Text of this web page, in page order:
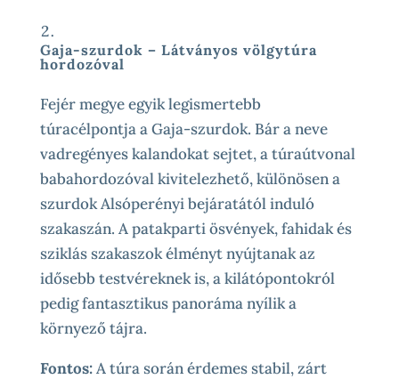
Gaja-szurdok – Látványos völgytúra
hordozóval
Fejér megye egyik legismertebb
túracélpontja a Gaja-szurdok. Bár a neve
vadregényes kalandokat sejtet, a túraútvonal
babahordozóval kivitelezhető, különösen a
szurdok Alsóperényi bejáratától induló
szakaszán. A patakparti ösvények, fahidak és
sziklás szakaszok élményt nyújtanak az
idősebb testvéreknek is, a kilátópontokról
pedig fantasztikus panoráma nyílik a
környező tájra.
Fontos:A túra során érdemes stabil, zárt